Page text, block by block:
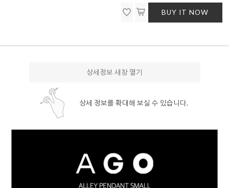
BUY IT NOW
상세정보 새창 열기
상세 정보를 확대해 보실 수 있습니다.